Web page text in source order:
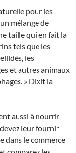
pour les
mélange de
taille qui en fait la
tels que les
les
et autres animaux
» Dixit la
aussi à nourrir
leur fournir
dans le commerce